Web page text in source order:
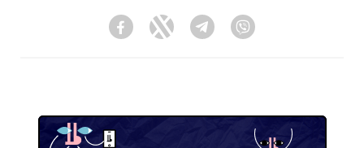
FacebookTwitter Telegram